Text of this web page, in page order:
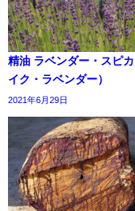
精油 ラベンダー・スピ
イク・ラベンダー）
2021年6月29日